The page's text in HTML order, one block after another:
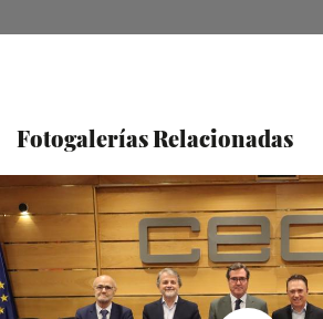
Fotogalerías Relacionadas